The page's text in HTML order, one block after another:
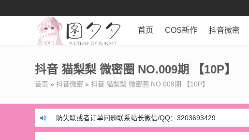
首页 COS新作 抖音微密
抖音 猫梨梨 微密圈 NO.009期 【10P】
首页 » 抖音微密 » 抖音 猫梨梨 微密圈 NO.009期 【10P】
防失联或者订单问题联系站长微信/QQ：3203693429
防失联或者订单问题联系站长微信/QQ：3203693429